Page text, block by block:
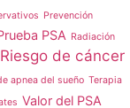
Prevención
PSA Radiación
Riesgo de cáncer
apnea del sueño Terapia
Valor del PSA